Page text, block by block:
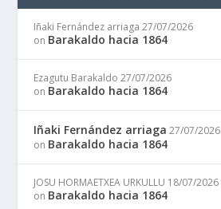
Iñaki Fernández arriaga 27/07/2026
on Barakaldo hacia 1864
Ezagutu Barakaldo 27/07/2026
on Barakaldo hacia 1864
Iñaki Fernández arriaga 27/07/2026
on Barakaldo hacia 1864
JOSU HORMAETXEA URKULLU 18/07/2026
on Barakaldo hacia 1864